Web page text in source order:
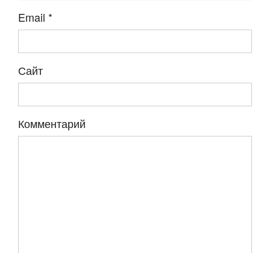
Email *
Сайт
Комментарий